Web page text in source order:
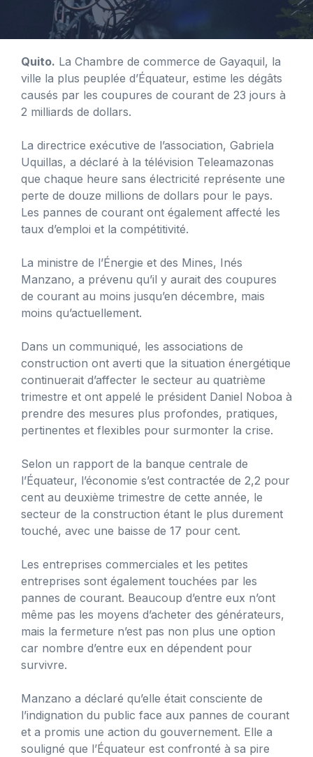
Quito. La Chambre de commerce de Gayaquil, la
ville la plus peuplée d’Équateur, estime les dégâts
causés par les coupures de courant de 23 jours à
2 milliards de dollars.
La directrice exécutive de l’association, Gabriela
Uquillas, a déclaré à la télévision Teleamazonas
que chaque heure sans électricité représente une
perte de douze millions de dollars pour le pays.
Les pannes de courant ont également affecté les
taux d’emploi et la compétitivité.
La ministre de l’Énergie et des Mines, Inés
Manzano, a prévenu qu’il y aurait des coupures
de courant au moins jusqu’en décembre, mais
moins qu’actuellement.
Dans un communiqué, les associations de
construction ont averti que la situation énergétique
continuerait d’affecter le secteur au quatrième
trimestre et ont appelé le président Daniel Noboa à
prendre des mesures plus profondes, pratiques,
pertinentes et flexibles pour surmonter la crise.
Selon un rapport de la banque centrale de
l’Équateur, l’économie s’est contractée de 2,2 pour
cent au deuxième trimestre de cette année, le
secteur de la construction étant le plus durement
touché, avec une baisse de 17 pour cent.
Les entreprises commerciales et les petites
entreprises sont également touchées par les
pannes de courant. Beaucoup d’entre eux n’ont
même pas les moyens d’acheter des générateurs,
mais la fermeture n’est pas non plus une option
car nombre d’entre eux en dépendent pour
survivre.
Manzano a déclaré qu’elle était consciente de
l’indignation du public face aux pannes de courant
et a promis une action du gouvernement. Elle a
souligné que l’Équateur est confronté à sa pire